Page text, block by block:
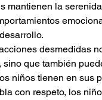
mantienen la
desmedidas
sino que también
niños tienen en sus
con respeto, los